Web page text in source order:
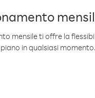
mensile ti offre la
in qualsiasi